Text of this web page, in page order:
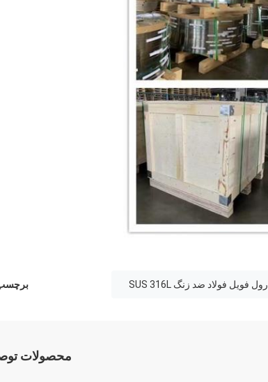
رول فویل فولاد ضد زنگ SUS 316L
محصولات